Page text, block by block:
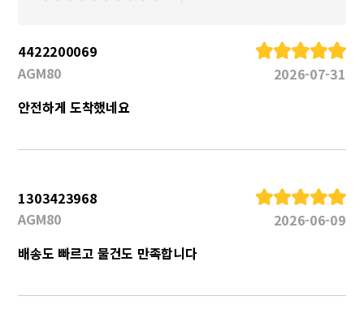
4422200069
AGM80
2026-07-31
안전하게 도착했네요
1303423968
AGM80
2026-06-09
배송도 빠르고 물건도 만족합니다